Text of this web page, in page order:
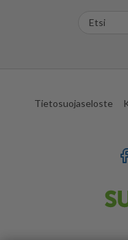
Tietosuojaseloste